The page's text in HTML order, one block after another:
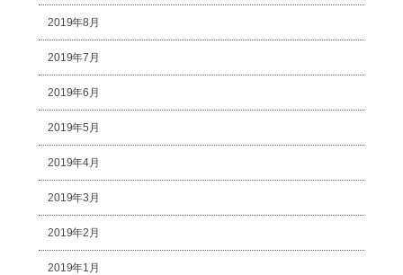
2019年8月
2019年7月
2019年6月
2019年5月
2019年4月
2019年3月
2019年2月
2019年1月